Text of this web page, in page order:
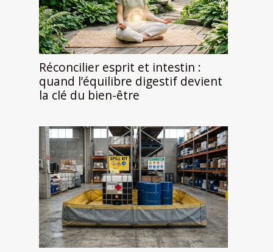
Réconcilier esprit et intestin :
quand l’équilibre digestif devient
la clé du bien-être